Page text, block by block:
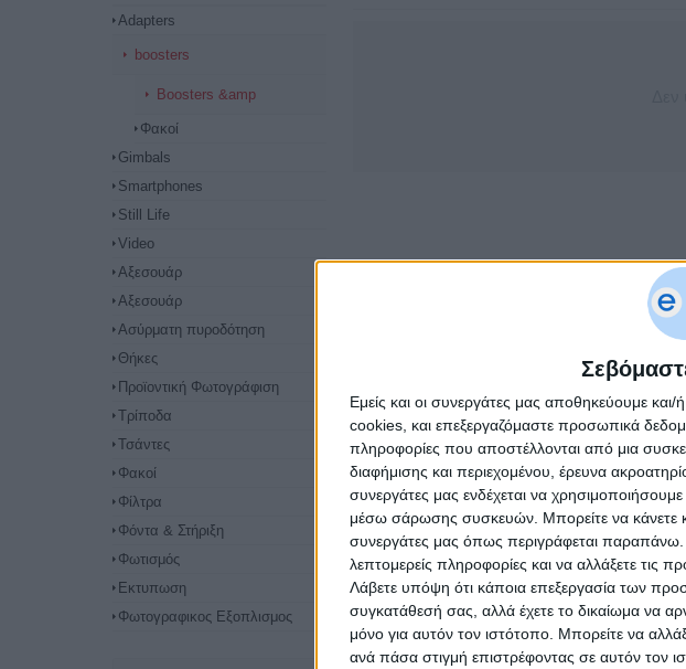
Εμείς και οι συνεργάτες μας αποθηκεύουμε
cookies, και επεξεργαζόμαστε προσωπικά
πληροφορίες που αποστέλλονται από μια
διαφήμισης και περιεχομένου, έρευνα
συνεργάτες μας ενδέχεται να
μέσω σάρωσης συσκευών. Μπορείτε να κάνετε
συνεργάτες μας όπως περιγράφεται
λεπτομερείς πληροφορίες και να αλλάξετε τις
Λάβετε υπόψη ότι κάποια επεξεργασία των
συγκατάθεσή σας, αλλά έχετε το δικαίωμα να
μόνο για αυτόν τον ιστότοπο. Μπορείτε να
ανά πάσα στιγμή επιστρέφοντας σε αυτόν τον
Adapters
boosters
Boosters &amp
Φακοί
Gimbals
Smartphones
Still Life
Video
Αξεσουάρ
Αξεσουάρ
Ασύρματη πυροδότηση
Θήκες
Προϊοντική Φωτογράφιση
Τρίποδα
Τσάντες
Φακοί
Φίλτρα
Φόντα & Στήριξη
Φωτισμός
Εκτυπωση
Φωτογραφικος Εξοπλισμος